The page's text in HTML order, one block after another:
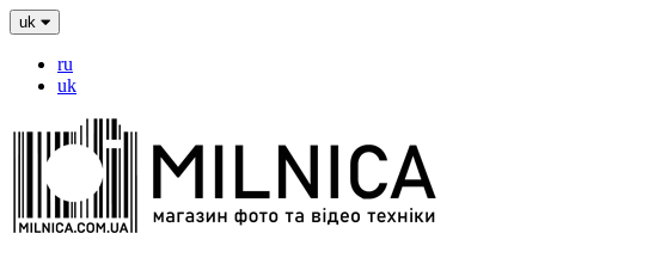
uk
ru
uk